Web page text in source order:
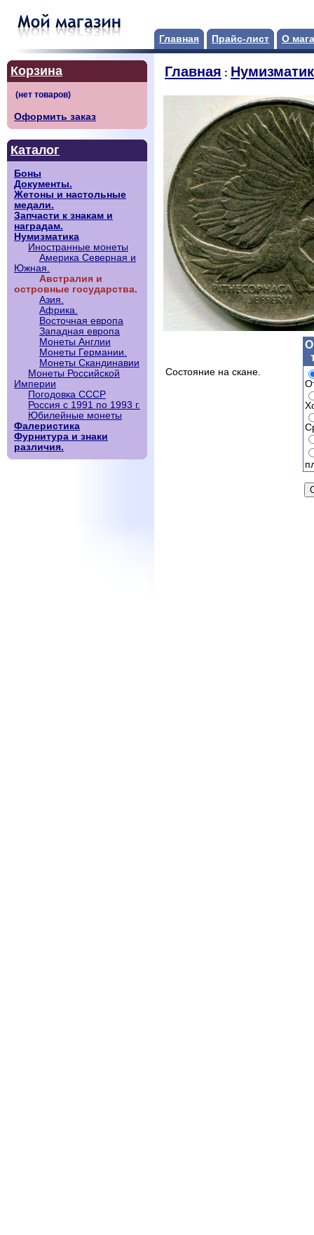
Главная Прайс-лист О
Корзина
Оформить заказ
Каталог
Боны
Документы.
Жетоны и настольные
медали.
Запчасти к знакам и
наградам.
Нумизматика
Иностранные монеты
Америка Северная и
Южная.
Австралия и
островные государства.
Азия.
Африка.
Восточная европа
Западная европа
Монеты Англии
Монеты Германии.
Монеты Скандинавии
Монеты Российской
Империи
Погодовка СССР
Россия с 1991 по 1993 г.
Юбилейные монеты
Фалеристика
Фурнитура и знаки
различия.
Главная :
Состояние на скане.